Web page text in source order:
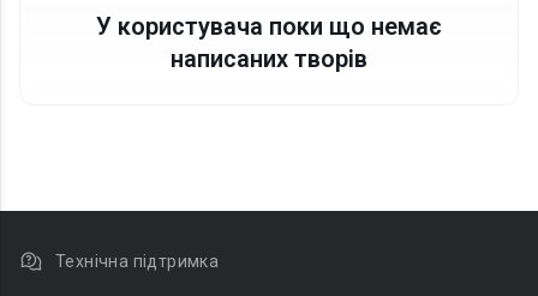
У користувача поки що немає
написаних творів
Технічна підтримка